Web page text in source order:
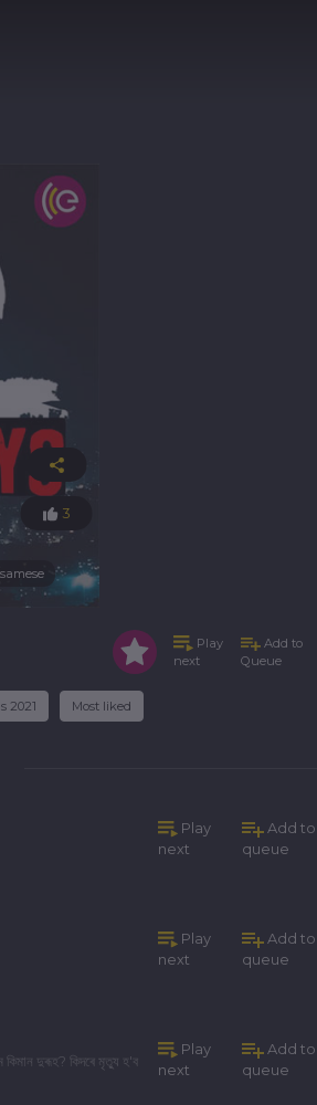
3
Play
next
Add to
Queue
2021 Most liked
Play
next
Add to
queue
Play
next
Add to
queue
কিমান দুৰূহ? কিদৰে মৃত্যু হ'ব
Play
next
Add to
queue